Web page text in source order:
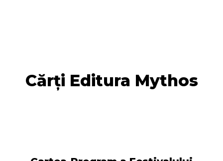
Cărți Editura Mythos